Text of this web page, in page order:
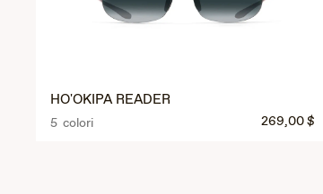
HO'OKIPA READER
5 colori 269,00 $